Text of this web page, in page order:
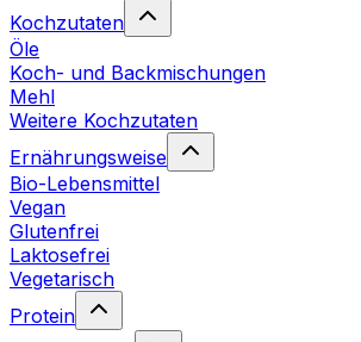
Kochzutaten
Öle
Koch- und Backmischungen
Mehl
Weitere Kochzutaten
Ernährungsweise
Bio-Lebensmittel
Vegan
Glutenfrei
Laktosefrei
Vegetarisch
Protein